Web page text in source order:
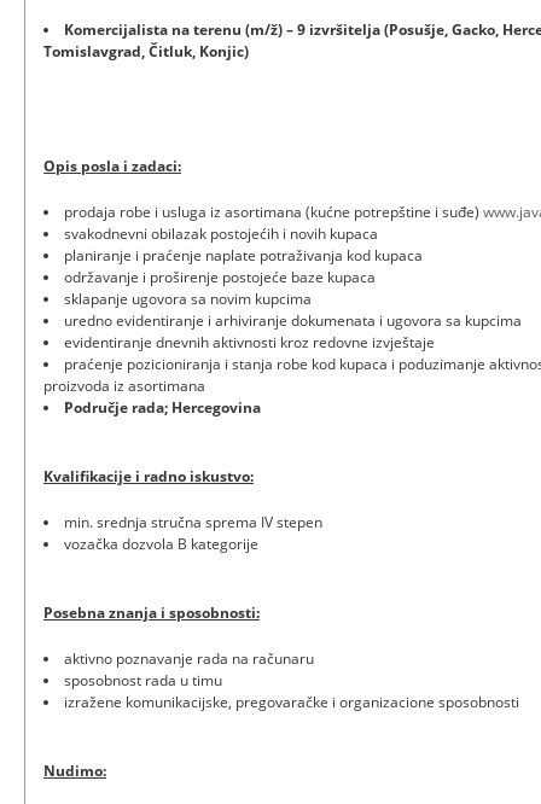
Komercijalista na terenu (m/ž) – 9 izvršitelja (Posušje, Gacko,
Tomislavgrad, Čitluk, Konjic)
Opis posla i zadaci:
prodaja robe i usluga iz asortimana (kućne potrepštine i suđe)
svakodnevni obilazak postojećih i novih kupaca
planiranje i praćenje naplate potraživanja kod kupaca
održavanje i proširenje postojeće baze kupaca
sklapanje ugovora sa novim kupcima
uredno evidentiranje i arhiviranje dokumenata i ugovora sa kupcima
evidentiranje dnevnih aktivnosti kroz redovne izvještaje
praćenje pozicioniranja i stanja robe kod kupaca i poduzimanje
proizvoda iz asortimana
Područje rada; Hercegovina
Kvalifikacije i radno iskustvo:
min. srednja stručna sprema IV stepen
vozačka dozvola B kategorije
Posebna znanja i sposobnosti:
aktivno poznavanje rada na računaru
sposobnost rada u timu
izražene komunikacijske, pregovaračke i organizacione sposobnosti
Nudimo: